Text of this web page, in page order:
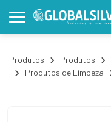
Produtos Produtos
Produtos de Limpeza